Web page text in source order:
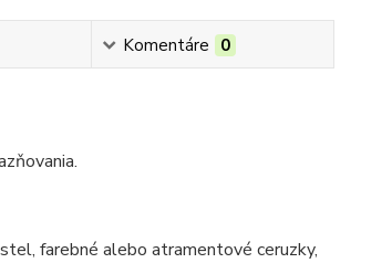
Komentáre 0
farebné alebo atramentové ceruzky,